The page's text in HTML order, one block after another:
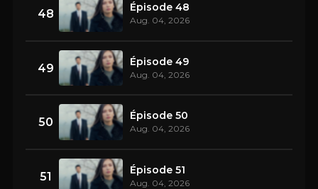
48 Épisode 48
Aug. 04, 2026
49 Épisode 49
Aug. 04, 2026
50 Épisode 50
Aug. 04, 2026
51 Épisode 51
Aug. 04, 2026